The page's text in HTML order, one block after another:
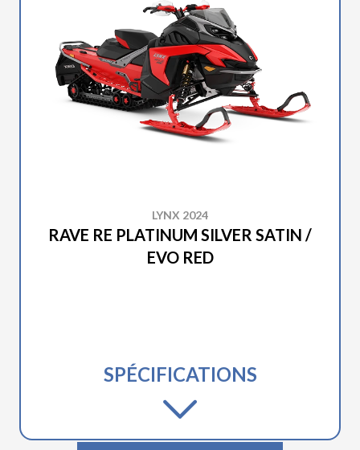
LYNX 2024
RAVE RE PLATINUM SILVER SATIN /
EVO RED
SPÉCIFICATIONS